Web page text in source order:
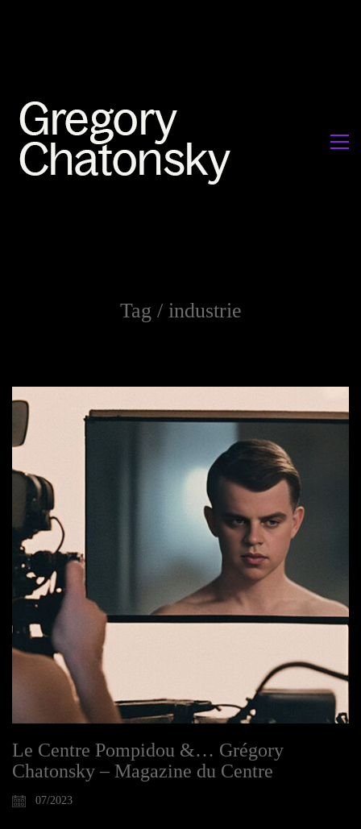
Tag / industrie
Le Centre Pompidou &… Grégory
Chatonsky – Magazine du Centre
07/2023